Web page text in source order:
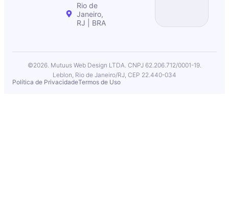
Rio de
Janeiro,
RJ | BRA
©2026. Mutuus Web Design LTDA. CNPJ 62.206.712/0001-19.
Leblon, Rio de Janeiro/RJ, CEP 22.440-034
Política de PrivacidadeTermos de Uso